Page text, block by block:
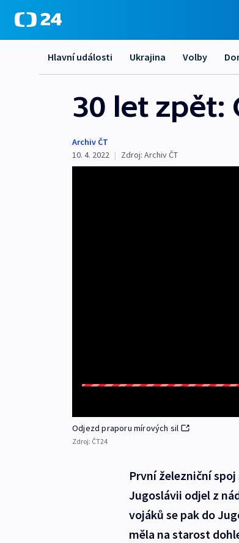
Hlavní události Ukrajina Volby
30 let
Archiv ČT
10. 4. 2022 | Zdroj: Archiv ČT
Odjezd praporu mírových sil
Zdroj: ČT24
První železniční
Jugoslávii odjel z
vojáků se pak do
měla na starost